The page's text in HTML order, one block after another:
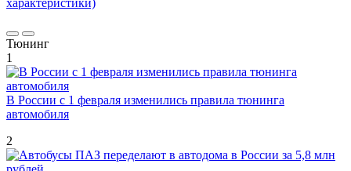
Тюнинг
1
В России с 1 февраля изменились правила тюнинга
автомобиля
2